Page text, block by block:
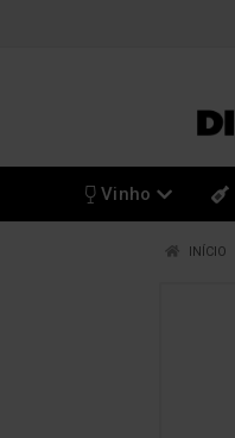
Vinho
INÍCIO